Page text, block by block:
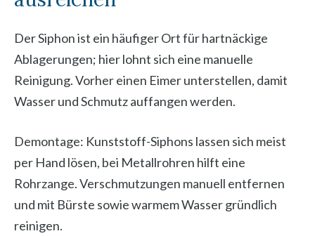
Der Siphon ist ein häufiger Ort für hartnäckige
Ablagerungen; hier lohnt sich eine manuelle
Reinigung. Vorher einen Eimer unterstellen, damit
Wasser und Schmutz auffangen werden.
Demontage: Kunststoff-Siphons lassen sich meist
per Hand lösen, bei Metallrohren hilft eine
Rohrzange. Verschmutzungen manuell entfernen
und mit Bürste sowie warmem Wasser gründlich
reinigen.